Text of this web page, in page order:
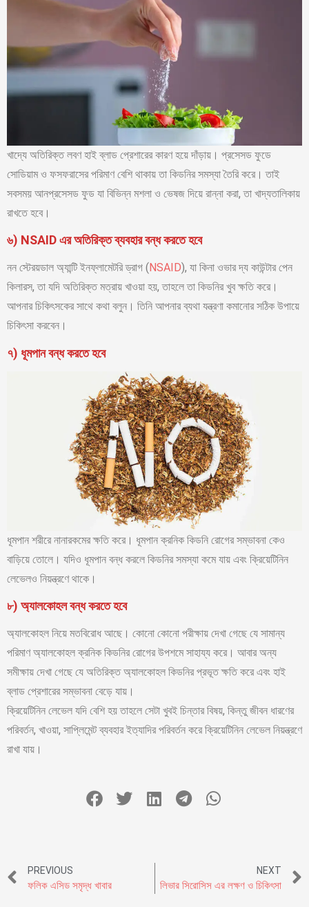
খাদ্যে অতিরিক্ত লবণ হাই ব্লাড প্রেশারের কারণ হয়ে দাঁড়ায়। প্রসেসড ফুডে
সোডিয়াম ও ফসফরাসের পরিমাণ বেশি থাকায় তা কিডনির সমস্যা তৈরি করে। তাই
সবসময় আনপ্রসেসড ফুড যা বিভিন্ন মশলা ও ভেষজ দিয়ে রান্না করা, তা খাদ্যতালিকায়
রাখতে হবে।
৬) NSAID এর অতিরিক্ত ব্যবহার বন্ধ করতে হবে
নন স্টেরয়ডাল অ্যান্টি ইনফ্লামেটরি ড্রাগ ( NSAID), যা কিনা ওভার দ্য কাউন্টার পেন
কিলারস, তা যদি অতিরিক্ত মত্রায় খাওয়া হয়, তাহলে তা কিডনির খুব ক্ষতি করে।
আপনার চিকিৎসকের সাথে কথা বলুন। তিনি আপনার ব্যথা যন্ত্রণা কমানোর সঠিক উপায়ে
চিকিৎসা করবেন।
৭) ধূমপান বন্ধ করতে হবে
ধূমপান শরীরে নানারকমের ক্ষতি করে। ধূমপান ক্রনিক কিডনি রোগের সম্ভাবনা কেও
বাড়িয়ে তোলে। যদিও ধূমপান বন্ধ করলে কিডনির সমস্যা কমে যায় এবং ক্রিয়েটিনিন
লেভেলও নিয়ন্ত্রণে থাকে।
৮) অ্যালকোহল বন্ধ করতে হবে
অ্যালকোহল নিয়ে মতবিরোধ আছে। কোনো কোনো পরীক্ষায় দেখা গেছে যে সামান্য
পরিমাণ অ্যালকোহল ক্রনিক কিডনির রোগের উপশমে সাহায্য করে। আবার অন্য
সমীক্ষায় দেখা গেছে যে অতিরিক্ত অ্যালকোহল কিডনির প্রভূত ক্ষতি করে এবং হাই
ব্লাড প্রেশারের সম্ভাবনা বেড়ে যায়।
ক্রিয়েটিনিন লেভেল যদি বেশি হয় তাহলে সেটা খুবই চিন্তার বিষয়, কিন্তু জীবন ধারণের
পরিবর্তন, খাওয়া, সাপ্লিমেন্ট ব্যবহার ইত্যাদির পরিবর্তন করে ক্রিয়েটিনিন লেভেল নিয়ন্ত্রণে
রাখা যায়।
PREVIOUS
ফলিক এসিড সমৃদ্ধ খাবার
NEXT
লিভার সিরোসিস এর লক্ষণ ও চিকিৎসা